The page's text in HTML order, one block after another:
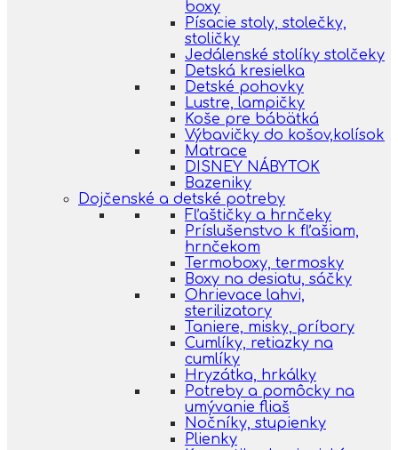
boxy
Písacie stoly, stolečky,
stoličky
Jedálenské stolíky stolčeky
Detská kresielka
Detské pohovky
Lustre, lampičky
Koše pre bábätká
Výbavičky do košov,kolísok
Matrace
DISNEY NÁBYTOK
Bazeniky
Dojčenské a detské potreby
Fľaštičky a hrnčeky
Príslušenstvo k fľašiam,
hrnčekom
Termoboxy, termosky
Boxy na desiatu, sáčky
Ohrievace lahvi,
sterilizatory
Taniere, misky, príbory
Cumlíky, retiazky na
cumlíky
Hryzátka, hrkálky
Potreby a pomôcky na
umývanie fliaš
Nočníky, stupienky
Plienky